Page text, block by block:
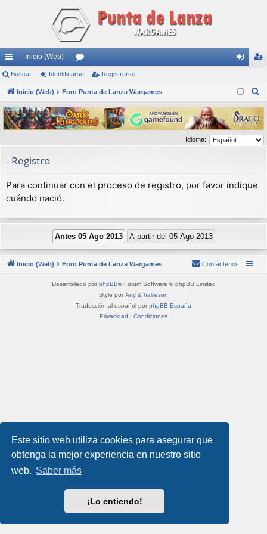
Este sitio web utiliza cookies para asegurar que
obtenga la mejor experiencia en nuestro sitio
web. Saber más
¡Lo entiendo!
nl
ac
es
rá
pi
do
s
Inicio (Web)
or
os nti
fic
ar
se
ist
ra
rs
e
Buscar Identificarse Registrarse
Inicio (Web) Foro Punta de Lanza Wargames
s
c
a
Idioma:
- Registro
Para continuar con el proceso de registro, por favor indique
cuándo nació.
Inicio (Web) Foro Punta de Lanza Wargames Contáctenos
Desarrollado por phpBB® Forum Software © phpBB Limited
Style por Arty & halilesen
Traducción al español por phpBB España
Privacidad | Condiciones